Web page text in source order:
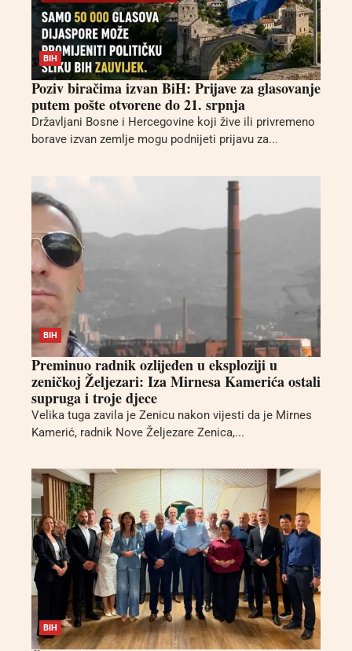
BIH
Poziv biračima izvan BiH: Prijave za glasovanje
putem pošte otvorene do 21. srpnja
Državljani Bosne i Hercegovine koji žive ili privremeno
borave izvan zemlje mogu podnijeti prijavu za...
BIH
Preminuo radnik ozlijeđen u eksploziji u
zeničkoj Željezari: Iza Mirnesa Kamerića ostali
supruga i troje djece
Velika tuga zavila je Zenicu nakon vijesti da je Mirnes
Kamerić, radnik Nove Željezare Zenica,...
BIH